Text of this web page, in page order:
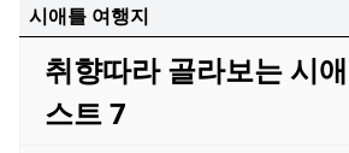
시애틀 여행지
취향따라 골라보는 시
스트 7